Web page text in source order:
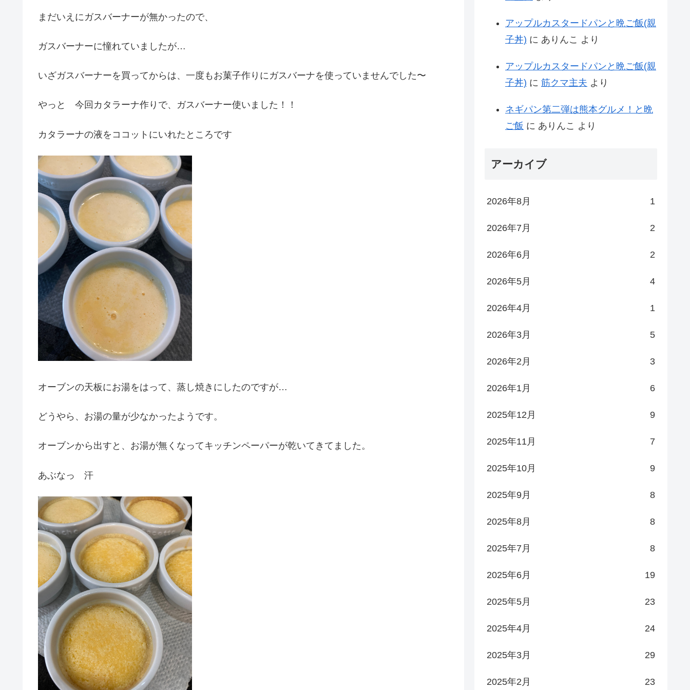
まだいえにガスバーナーが無かったので、
ガスバーナーに憧れていましたが…
いざガスバーナーを買ってからは、一度もお菓子作りにガスバーナを使っていませんでした〜
やっと 今回カタラーナ作りで、ガスバーナー使いました！！
カタラーナの液をココットにいれたところです
オーブンの天板にお湯をはって、蒸し焼きにしたのですが…
どうやら、お湯の量が少なかったようです。
オーブンから出すと、お湯が無くなってキッチンペーパーが乾いてきてました。
あぶなっ 汗
アップルカスタードパンと晩ご飯(親
子丼) に ありんこ より
アップルカスタードパンと晩ご飯(親
子丼) に 筋クマ主夫 より
ネギパン第二弾は熊本グルメ！と晩
ご飯 に ありんこ より
アーカイブ
2026年8月 1
2026年7月 2
2026年6月 2
2026年5月 4
2026年4月 1
2026年3月 5
2026年2月 3
2026年1月 6
2025年12月 9
2025年11月 7
2025年10月 9
2025年9月 8
2025年8月 8
2025年7月 8
2025年6月 19
2025年5月 23
2025年4月 24
2025年3月 29
2025年2月 23